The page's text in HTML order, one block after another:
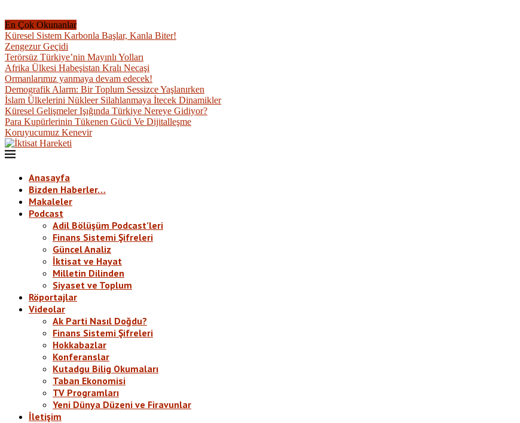
En Çok Okunanlar
Küresel Sistem Karbonla Başlar, Kanla Biter!
Zengezur Geçidi
Terörsüz Türkiye’nin Mayınlı Yolları
Afrika Ülkesi Habeşistan Kralı Necaşi
Ormanlarımız yanmaya devam edecek!
Demografik Alarm: Bir Toplum Sessizce Yaşlanırken
İslam Ülkelerini Nükleer Silahlanmaya İtecek Dinamikler
Küresel Gelişmeler Işığında Türkiye Nereye Gidiyor?
Para Kupürlerinin Tükenen Gücü Ve Dijitalleşme
Koruyucumuz Kenevir
Anasayfa
Bizden Haberler…
Makaleler
Podcast
Adil Bölüşüm Podcast’leri
Finans Sistemi Şifreleri
Güncel Analiz
İktisat ve Hayat
Milletin Dilinden
Siyaset ve Toplum
Röportajlar
Videolar
Ak Parti Nasıl Doğdu?
Finans Sistemi Şifreleri
Hokkabazlar
Konferanslar
Kutadgu Bilig Okumaları
Taban Ekonomisi
TV Programları
Yeni Dünya Düzeni ve Firavunlar
İletişim